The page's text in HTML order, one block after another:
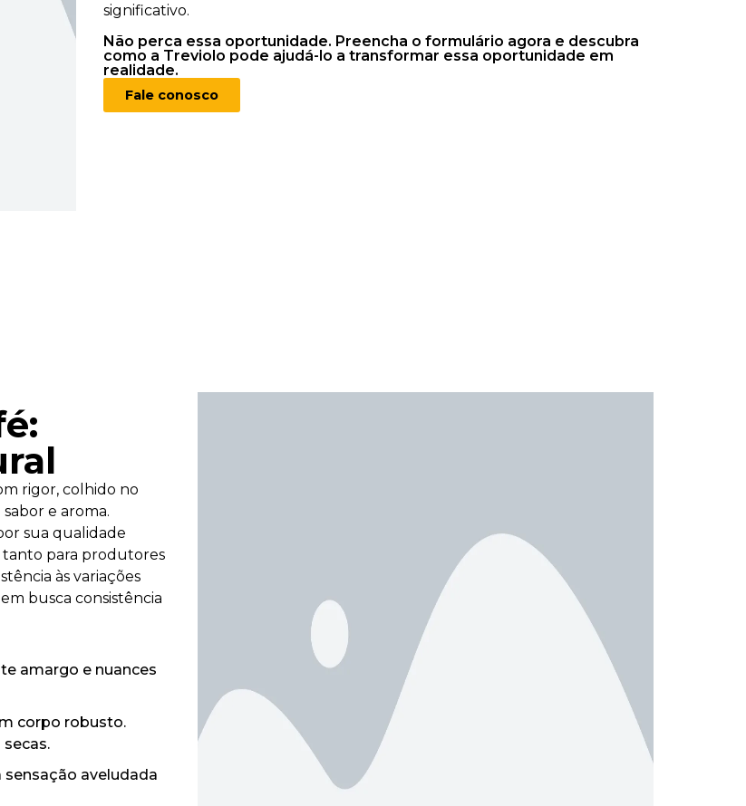
significativo.
Não perca essa oportunidade. Preencha o formulário agora e descubra
como a Treviolo pode ajudá-lo a transformar essa oportunidade em
realidade.
Fale conosco
rigor, colhido no
e aroma.
sua qualidade
tanto para produtores
às variações
busca consistência
amargo e nuances
corpo robusto.
aveludada